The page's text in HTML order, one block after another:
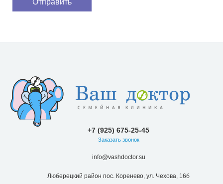
+7 (925) 675-25-45
Заказать звонок
info@vashdoctor.su
Люберецкий район пос. Коренево, ул. Чехова, 16б